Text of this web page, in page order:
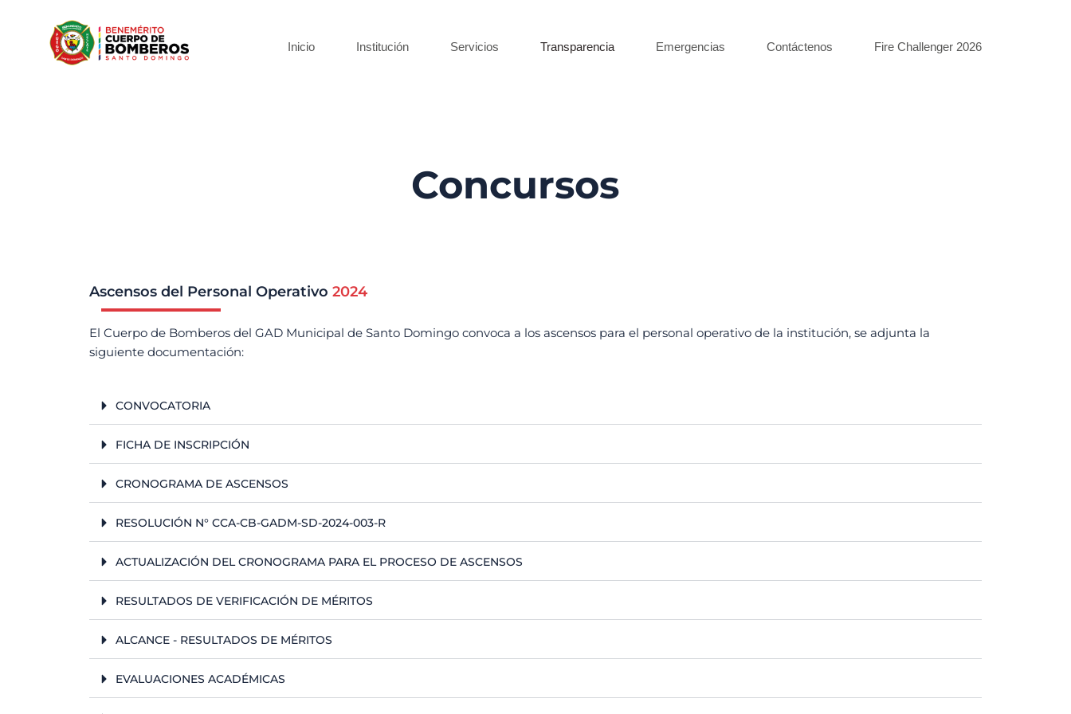
Inicio Institución Servicios Transparencia Emergencias Contáctenos Fire Challenger 2026
Concursos
Ascensos del Personal Operativo 2024
El Cuerpo de Bomberos del GAD Municipal de Santo Domingo convoca a los ascensos para el personal operativo de la institución, se adjunta la
siguiente documentación:
CONVOCATORIA
FICHA DE INSCRIPCIÓN
CRONOGRAMA DE ASCENSOS
RESOLUCIÓN N° CCA-CB-GADM-SD-2024-003-R
ACTUALIZACIÓN DEL CRONOGRAMA PARA EL PROCESO DE ASCENSOS
RESULTADOS DE VERIFICACIÓN DE MÉRITOS
ALCANCE - RESULTADOS DE MÉRITOS
EVALUACIONES ACADÉMICAS